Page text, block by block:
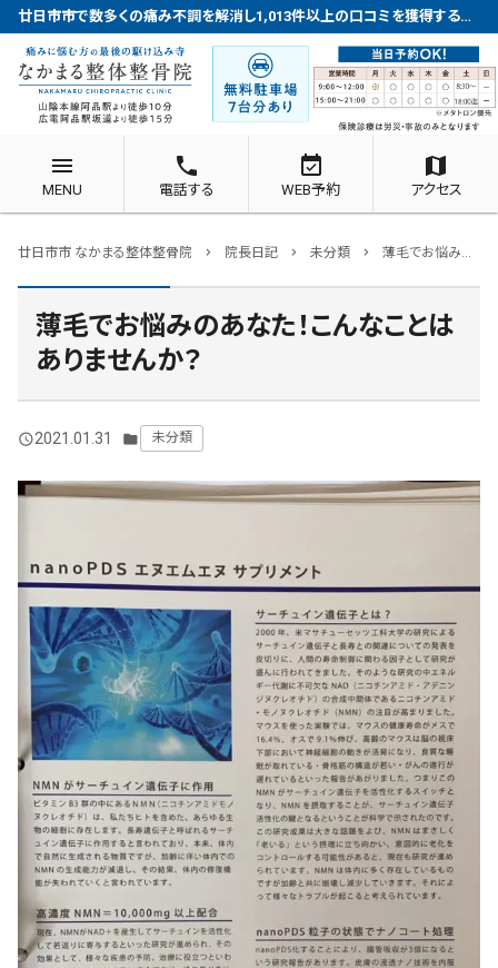
廿日市市で数多くの痛み不調を解消し1,013件以上の口コミを獲得する整体院
menu
MENU
phone
電話する
event_available
WEB予約
map
アクセス
廿日市市 なかまる整体整骨院 chevron_right 院長日記 chevron_right 未分類 chevron_right 薄毛でお悩みのあなた！こんなことはありませんか？
薄毛でお悩みのあなた！こんなことは
ありませんか？
query_builder2021.01.31 folder 未分類